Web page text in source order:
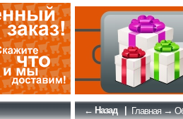
← Назад | Главная→